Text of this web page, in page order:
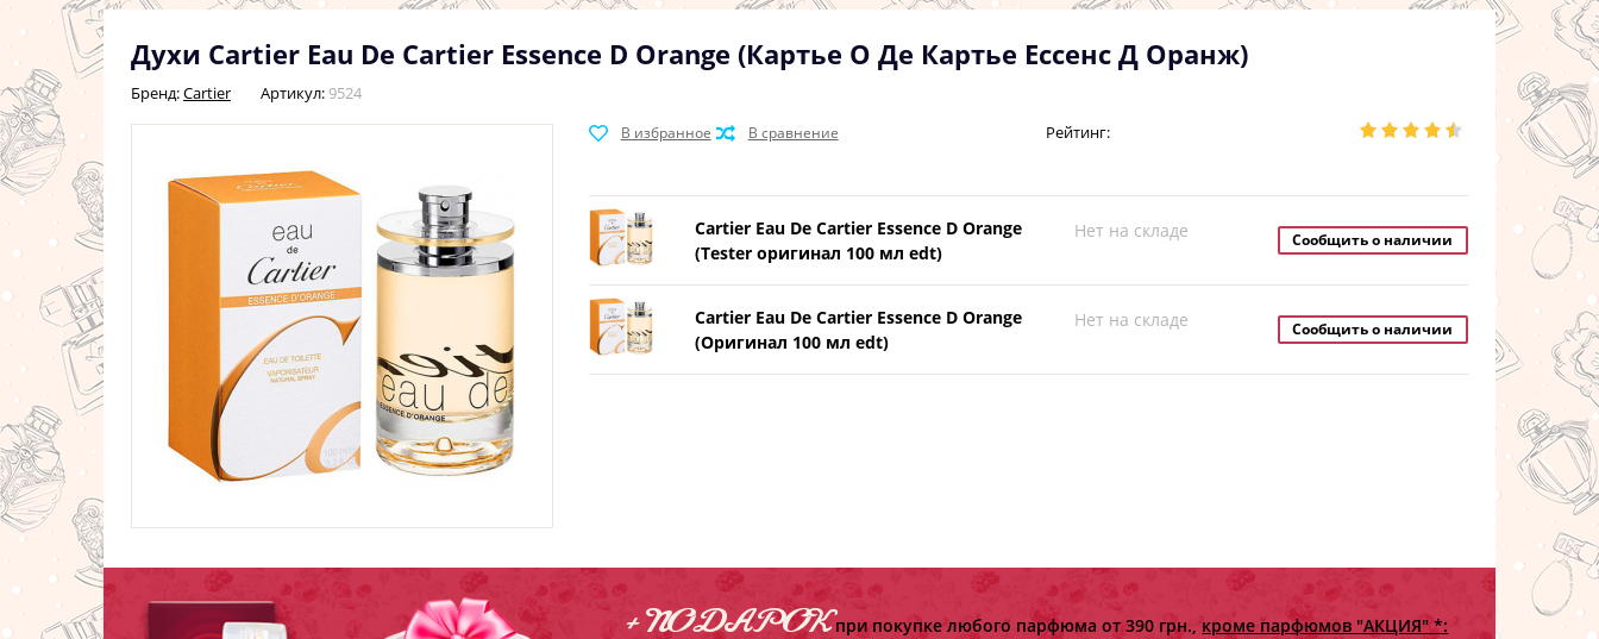
Духи Cartier Eau De Cartier Essence D Orange (Картье О Де Картье Ессенс Д Оранж)
Бренд:Cartier Артикул: 9524
Рейтинг:
Cartier Eau De Cartier Essence D Orange
(Tester оригинал 100 мл edt)
Нет на складе Сообщить о наличии
Cartier Eau De Cartier Essence D Orange
(Оригинал 100 мл edt)
Нет на складе Сообщить о наличии
+ ПОДАРОКпри покупке любого парфюма от 390 грн., кроме парфюмов "АКЦИЯ" *: